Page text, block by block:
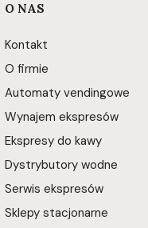
O NAS
Kontakt
O firmie
Automaty vendingowe
Wynajem ekspresów
Ekspresy do kawy
Dystrybutory wodne
Serwis ekspresów
Sklepy stacjonarne